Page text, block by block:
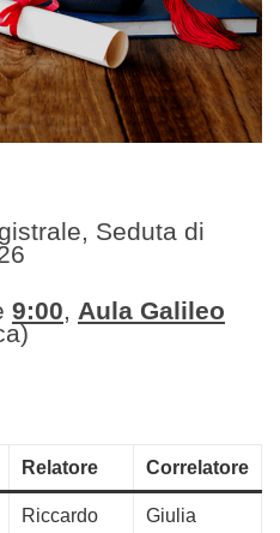
Seduta di
9:00, Aula Galileo
Relatore Correlatore
Riccardo
Giulia